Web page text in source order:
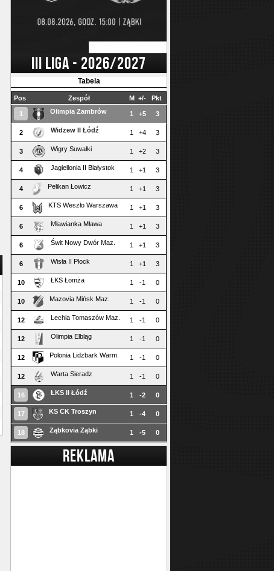
III LIGA - 2026/2027
Tabela
Pos Zespół M +/- Pkt
1 Olimpia Zambrów 1 +5 3
2 Widzew II Łódź 1 +4 3
3 Wigry Suwałki 1 +2 3
4 Jagiellonia II Białystok 1 +1 3
4 Pelikan Łowicz 1 +1 3
6 KTS Weszło Warszawa 1 +1 3
6 Mławianka Mława 1 +1 3
6 Świt Nowy Dwór Maz. 1 +1 3
6 Wisła II Płock 1 +1 3
10 ŁKS Łomża 1 -1 0
10 Mazovia Mińsk Maz. 1 -1 0
12 Lechia Tomaszów Maz. 1 -1 0
12 Olimpia Elbląg 1 -1 0
12 Polonia Lidzbark Warm. 1 -1 0
12 Warta Sieradz 1 -1 0
16 ŁKS II Łódź 1 -2 0
17 KS CK Troszyn 1 -4 0
18 Ząbkovia Ząbki 1 -5 0
REKLAMA